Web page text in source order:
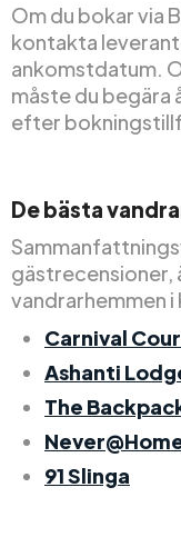
Om du bokar via
kontakta
ankomstdatum.
måste du begära
efter
De bästa
gästrecensioner,
vandrarhemmen i
Carnival
Ashanti
The
91 Slinga